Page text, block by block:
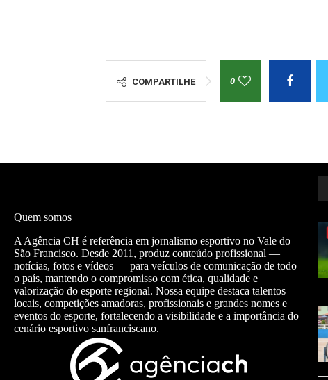
COMPARTILHE 0
Quem somos
A Agência CH é referência em jornalismo esportivo no Vale do
São Francisco. Desde 2011, produz conteúdo profissional —
notícias, fotos e vídeos — para veículos de comunicação de todo
o país, mantendo o compromisso com ética, qualidade e
valorização do esporte regional. Nossa equipe destaca talentos
locais, competições amadoras, profissionais e grandes nomes e
eventos do esporte, fortalecendo a visibilidade e a importância do
cenário esportivo sanfranciscano.